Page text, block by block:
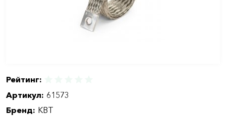
Рейтинг:
Артикул: 61573
Бренд: КВТ